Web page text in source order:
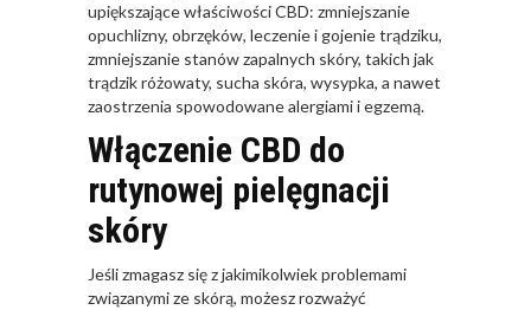
upiększające właściwości CBD: zmniejszanie
opuchlizny, obrzęków, leczenie i gojenie trądziku,
zmniejszanie stanów zapalnych skóry, takich jak
trądzik różowaty, sucha skóra, wysypka, a nawet
zaostrzenia spowodowane alergiami i egzemą.
Włączenie CBD do
rutynowej pielęgnacji
skóry
Jeśli zmagasz się z jakimikolwiek problemami
związanymi ze skórą, możesz rozważyć